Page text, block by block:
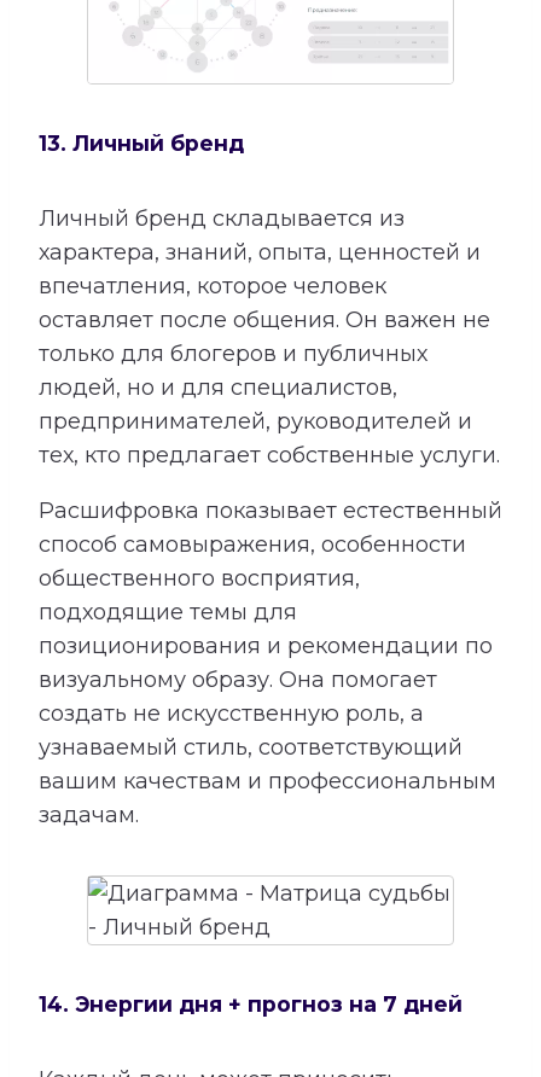
13. Личный бренд
Личный бренд складывается из
характера, знаний, опыта, ценностей и
впечатления, которое человек
оставляет после общения. Он важен не
только для блогеров и публичных
людей, но и для специалистов,
предпринимателей, руководителей и
тех, кто предлагает собственные услуги.
Расшифровка показывает естественный
способ самовыражения, особенности
общественного восприятия,
подходящие темы для
позиционирования и рекомендации по
визуальному образу. Она помогает
создать не искусственную роль, а
узнаваемый стиль, соответствующий
вашим качествам и профессиональным
задачам.
14. Энергии дня + прогноз на 7 дней